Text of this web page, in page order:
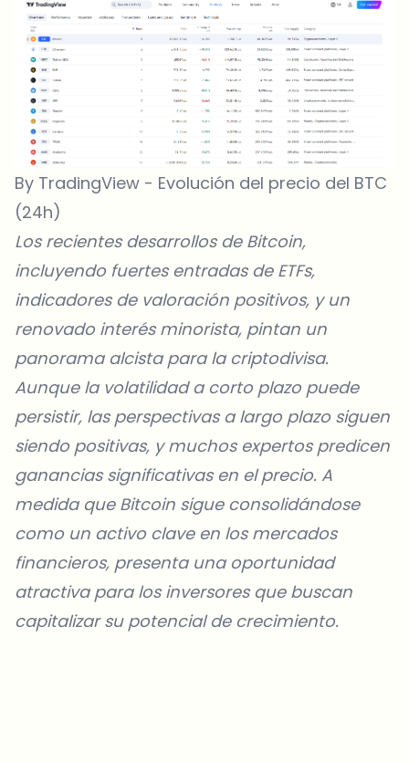
By TradingView - Evolución del precio del BTC
(24h)
Los recientes desarrollos de Bitcoin,
incluyendo fuertes entradas de ETFs,
indicadores de valoración positivos, y un
renovado interés minorista, pintan un
panorama alcista para la criptodivisa.
Aunque la volatilidad a corto plazo puede
persistir, las perspectivas a largo plazo siguen
siendo positivas, y muchos expertos predicen
ganancias significativas en el precio. A
medida que Bitcoin sigue consolidándose
como un activo clave en los mercados
financieros, presenta una oportunidad
atractiva para los inversores que buscan
capitalizar su potencial de crecimiento.